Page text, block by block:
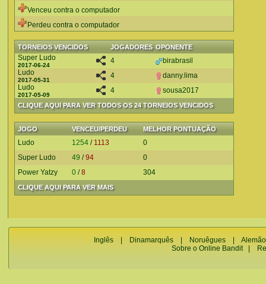
Venceu contra o computador
Perdeu contra o computador
TORNEIOS VENCIDOS JOGADORES OPONENTE
CLIQUE AQUI PARA VER TODOS OS 24 TORNEIOS VENCIDOS
Super Ludo
2017-06-24
4
birabrasil
Ludo
2017-05-31
4
danny.lima
Ludo
2017-05-09
4 sousa2017
JOGO VENCEU/PERDEU MELHOR PONTUAÇÃO
CLIQUE AQUI PARA VER MAIS
Ludo 1254 / 1113
0
Super Ludo
49 /94
0
Power Yatzy
0 /8 304
Inglês Dinamarquês Noruêgues
Alemão
Sobre o Online Bandit|